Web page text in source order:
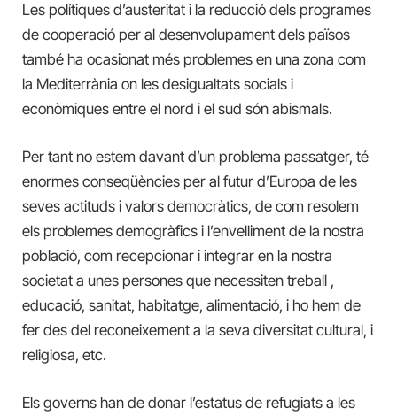
Les polítiques d’austeritat i la reducció dels programes
de cooperació per al desenvolupament dels països
també ha ocasionat més problemes en una zona com
la Mediterrània on les desigualtats socials i
econòmiques entre el nord i el sud són abismals.
Per tant no estem davant d’un problema passatger, té
enormes conseqüències per al futur d’Europa de les
seves actituds i valors democràtics, de com resolem
els problemes demogràfics i l’envelliment de la nostra
població, com recepcionar i integrar en la nostra
societat a unes persones que necessiten treball ,
educació, sanitat, habitatge, alimentació, i ho hem de
fer des del reconeixement a la seva diversitat cultural, i
religiosa, etc.
Els governs han de donar l’estatus de refugiats a les